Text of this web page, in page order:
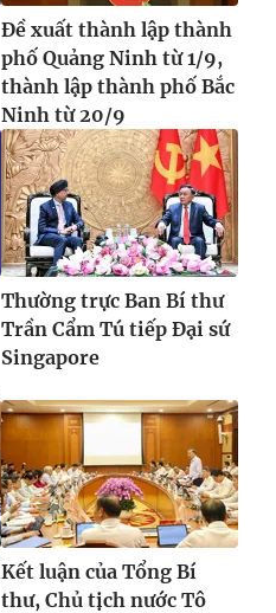
Đề xuất thành lập thành
phố Quảng Ninh từ 1/9,
thành lập thành phố Bắc
Ninh từ 20/9
Thường trực Ban Bí thư
Trần Cẩm Tú tiếp Đại sứ
Singapore
Kết luận của Tổng Bí
thư, Chủ tịch nước Tô